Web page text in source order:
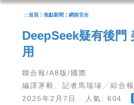
:::首頁 : 焦點新聞 : 網路安全
DeepSeek疑有後門
用
聯合報/A8版/國際
編譯茅毅、記者馬瑞璿╱綜合
2025年2月7日 人氣: 604